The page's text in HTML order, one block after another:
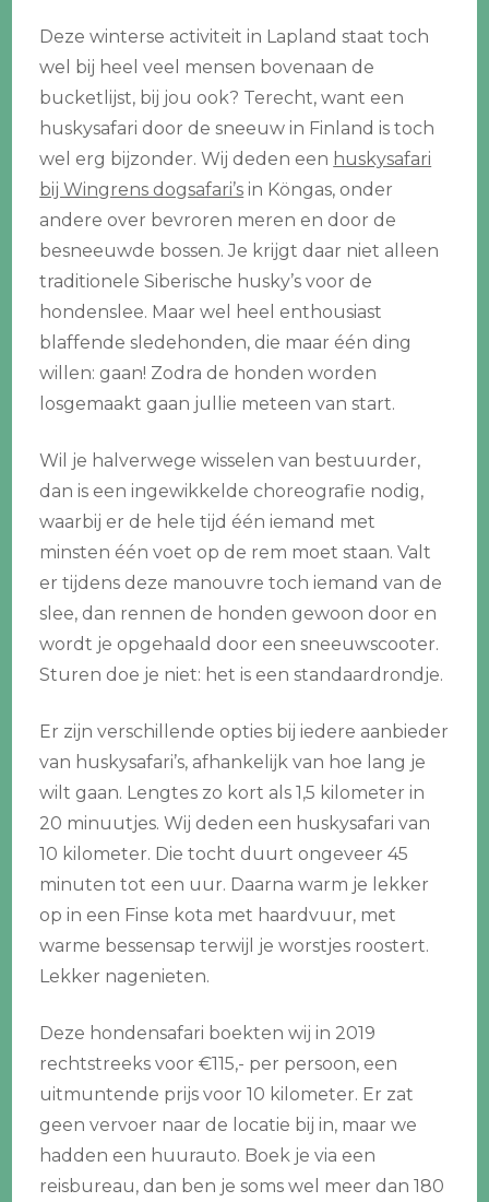
Deze winterse activiteit in Lapland staat toch
wel bij heel veel mensen bovenaan de
bucketlijst, bij jou ook? Terecht, want een
huskysafari door de sneeuw in Finland is toch
wel erg bijzonder. Wij deden een huskysafari
bij Wingrens dogsafari’s in Köngas, onder
andere over bevroren meren en door de
besneeuwde bossen. Je krijgt daar niet alleen
traditionele Siberische husky’s voor de
hondenslee. Maar wel heel enthousiast
blaffende sledehonden, die maar één ding
willen: gaan! Zodra de honden worden
losgemaakt gaan jullie meteen van start.
Wil je halverwege wisselen van bestuurder,
dan is een ingewikkelde choreografie nodig,
waarbij er de hele tijd één iemand met
minsten één voet op de rem moet staan. Valt
er tijdens deze manouvre toch iemand van de
slee, dan rennen de honden gewoon door en
wordt je opgehaald door een sneeuwscooter.
Sturen doe je niet: het is een standaardrondje.
Er zijn verschillende opties bij iedere aanbieder
van huskysafari’s, afhankelijk van hoe lang je
wilt gaan. Lengtes zo kort als 1,5 kilometer in
20 minuutjes. Wij deden een huskysafari van
10 kilometer. Die tocht duurt ongeveer 45
minuten tot een uur. Daarna warm je lekker
op in een Finse kota met haardvuur, met
warme bessensap terwijl je worstjes roostert.
Lekker nagenieten.
Deze hondensafari boekten wij in 2019
rechtstreeks voor €115,- per persoon, een
uitmuntende prijs voor 10 kilometer. Er zat
geen vervoer naar de locatie bij in, maar we
hadden een huurauto. Boek je via een
reisbureau, dan ben je soms wel meer dan 180